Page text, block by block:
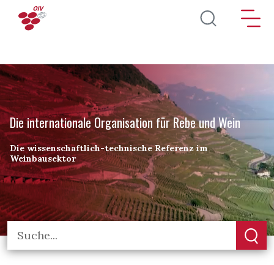
Direkt zum Inhalt
Die internationale Organisation für Rebe und Wein
Die wissenschaftlich-technische Referenz im
Weinbausektor